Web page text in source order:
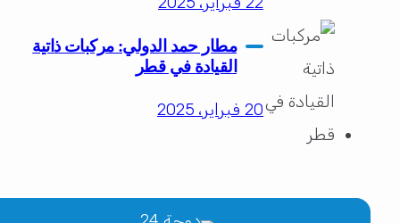
مطار حمد الدولي: مركبات ذاتية
القيادة في قطر
20 فبراير، 2025